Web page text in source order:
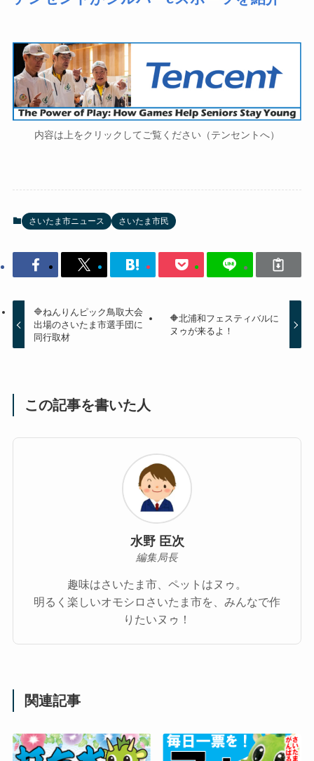
内容は上をクリックしてご覧ください（テンセントへ）
さいたま市ニュース さいたま市民
🔷ねんりんピック鳥取大会
出場のさいたま市選手団に
同行取材
🔶北浦和フェスティバルに
ヌゥが来るよ！
この記事を書いた人
水野 臣次
編集局長
趣味はさいたま市、ペットはヌゥ。
明るく楽しいオモシロさいたま市を、みんなで作
りたいヌゥ！
関連記事